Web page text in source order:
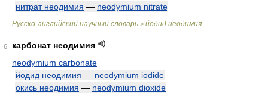
нитрат неодимия — neodymium nitrate
Русско-английский научный словарь > йодид неодимия
6
карбонат неодимия
neodymium carbonate
йодид неодимия — neodymium iodide
окись неодимия — neodymium dioxide